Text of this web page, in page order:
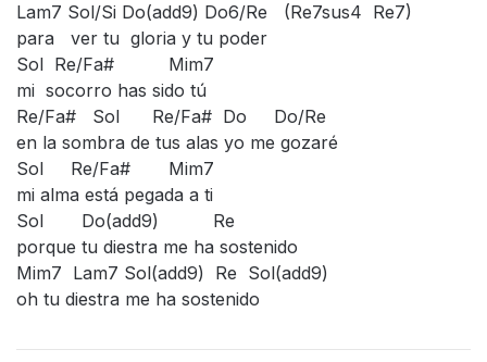
Lam7 Sol/Si Do(add9) Do6/Re (Re7sus4 Re7)
para ver tu gloria y tu poder
Sol Re/Fa# Mim7
mi socorro has sido tú
Re/Fa# Sol Re/Fa# Do Do/Re
en la sombra de tus alas yo me gozaré
Sol Re/Fa# Mim7
mi alma está pegada a ti
Sol Do(add9) Re
porque tu diestra me ha sostenido
Mim7 Lam7 Sol(add9) Re Sol(add9)
oh tu diestra me ha sostenido